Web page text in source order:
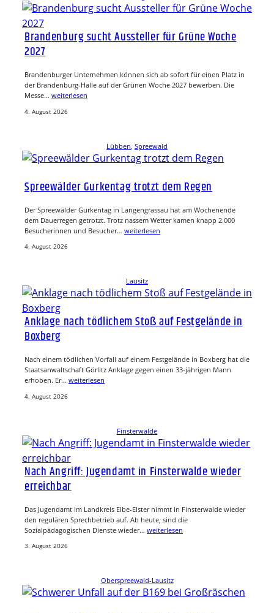
Brandenburg sucht Aussteller für Grüne Woche
2027
Brandenburger Unternehmen können sich ab sofort für einen Platz in
der Brandenburg-Halle auf der Grünen Woche 2027 bewerben. Die
Messe… weiterlesen
4. August 2026
Lübben Spreewald
Spreewälder Gurkentag trotzt dem Regen
Der Spreewälder Gurkentag in Langengrassau hat am Wochenende
dem Dauerregen getrotzt. Trotz nassem Wetter kamen knapp 2.000
Besucherinnen und Besucher… weiterlesen
4. August 2026
Lausitz
Anklage nach tödlichem Stoß auf Festgelände in
Boxberg
Nach einem tödlichen Vorfall auf einem Festgelände in Boxberg hat die
Staatsanwaltschaft Görlitz Anklage gegen einen 33-jährigen Mann
erhoben. Er… weiterlesen
4. August 2026
Finsterwalde
Nach Angriff: Jugendamt in Finsterwalde wieder
erreichbar
Das Jugendamt im Landkreis Elbe-Elster nimmt in Finsterwalde wieder
den regulären Sprechbetrieb auf. Ab heute, sind die
Sozialpädagogischen Dienste wieder… weiterlesen
3. August 2026
Oberspreewald-Lausitz